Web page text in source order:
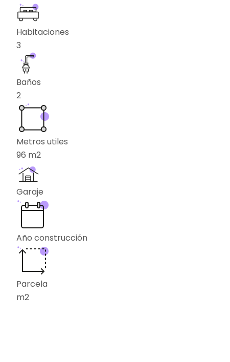
Habitaciones
3
Baños
2
Metros utiles
96 m2
Garaje
Año construcción
Parcela
m2